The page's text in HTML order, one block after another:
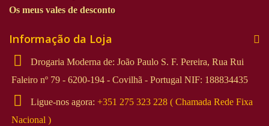
Os meus vales de desconto
Informação da Loja
Drogaria Moderna de: João Paulo S. F. Pereira, Rua Rui
Faleiro nº 79 - 6200-194 - Covilhã - Portugal NIF: 188834435
Ligue-nos agora: +351 275 323 228 ( Chamada Rede Fixa
Nacional )